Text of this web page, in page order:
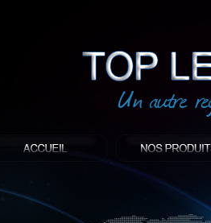
: Top led world
Produit décoratif led
Objet publicitaire led
éclairage blanc led